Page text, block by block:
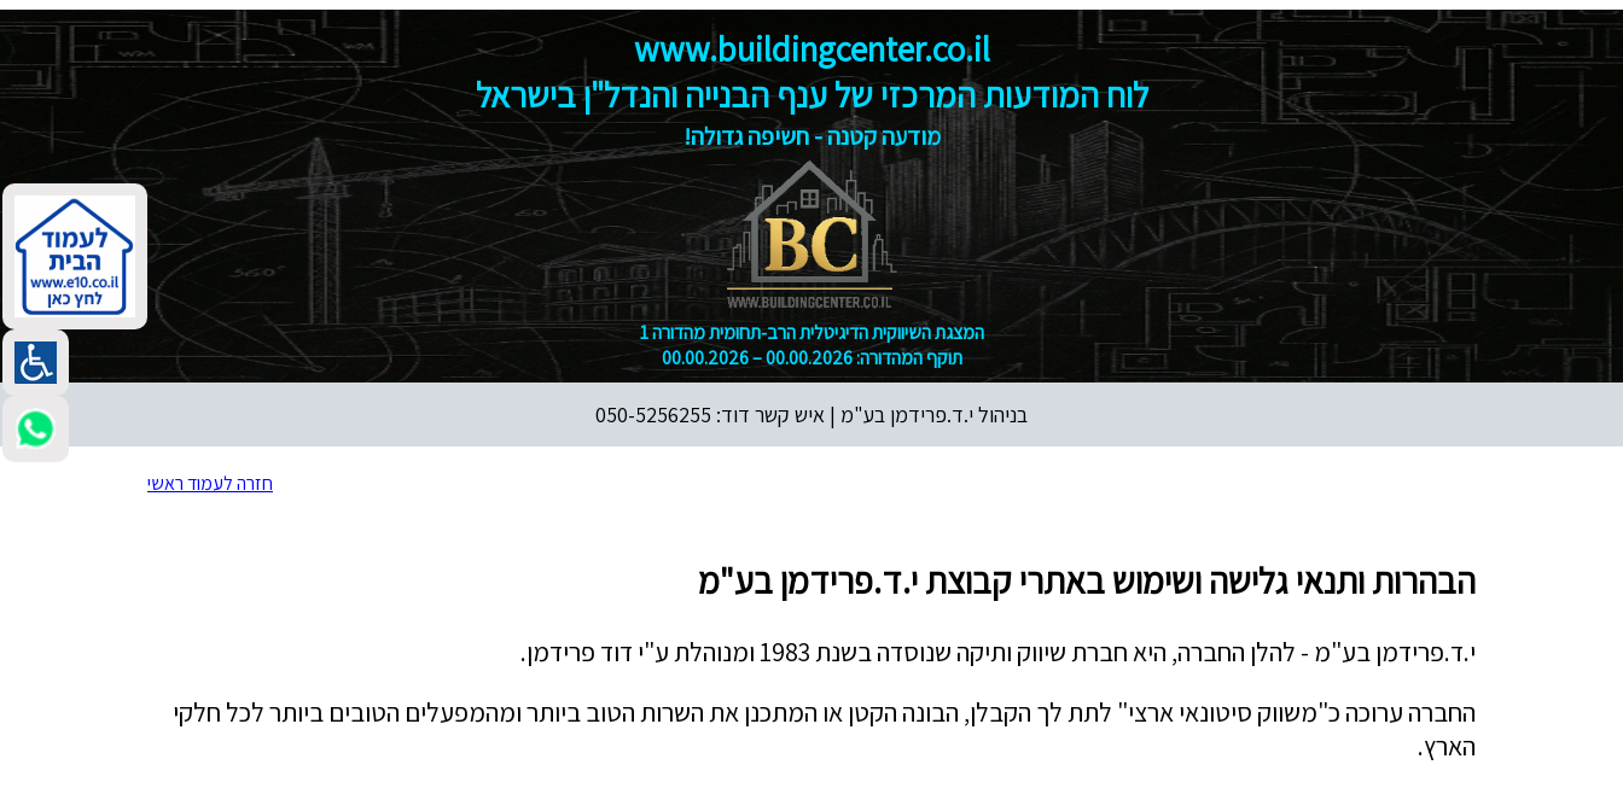
www.buildingcenter.co.il
לוח המודעות המרכזי של ענף הבנייה והנדל"ן בישראל
מודעה קטנה - חשיפה גדולה!
המצגת השיווקית הדיגיטלית הרב‑תחומית מהדורה 1
תוקף המהדורה: 00.00.2026 – 00.00.2026
בניהול י.ד.פרידמן בע"מ | איש קשר דוד: 050-5256255
חזרה לעמוד ראשי
הבהרות ותנאי גלישה ושימוש באתרי קבוצת י.ד.פרידמן בע"מ
י.ד.פרידמן בע"מ - להלן החברה, היא חברת שיווק ותיקה שנוסדה בשנת 1983 ומנוהלת ע"י דוד פרידמן.
החברה ערוכה כ"משווק סיטונאי ארצי" לתת לך הקבלן, הבונה הקטן או המתכנן את השרות הטוב ביותר ומהמפעלים הטובים ביותר לכל חלקי
הארץ.